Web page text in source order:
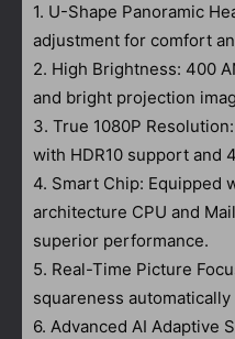
1. U-Shape Panoramic
adjustment for comfort
2. High Brightness: 400
and bright projection
3. True 1080P
with HDR10 support and
4. Smart Chip: Equipped
architecture CPU and
superior performance.
5. Real-Time Picture
squareness automatically
6. Advanced AI Adaptive